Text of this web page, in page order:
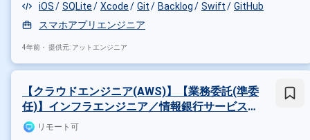
iOS
SQLite Xcode Git Backlog Swift
GitHub
スマホアプリエンジニア
4年前・ 提供元: アットエンジニア
【クラウドエンジニア(AWS)】【業務委託(準委
任)】インフラエンジニア／情報銀行サービス開
発支援【ビジネスカジュアル】
リモート可
特徴で絞り込む
その他開発言語・スキルから探す